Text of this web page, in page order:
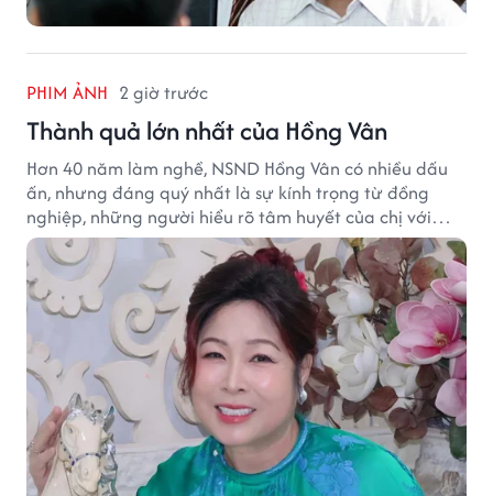
PHIM ẢNH 2 giờ trước
Thành quả lớn nhất của Hồng Vân
Hơn 40 năm làm nghề, NSND Hồng Vân có nhiều dấu
ấn, nhưng đáng quý nhất là sự kính trọng từ đồng
nghiệp, những người hiểu rõ tâm huyết của chị với
nghệ thuật.